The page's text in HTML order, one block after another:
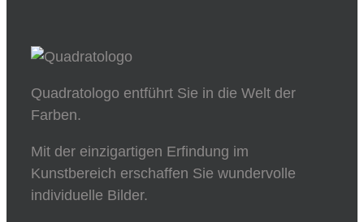
Quadratologo entführt Sie in die Welt der
Farben.
Mit der einzigartigen Erfindung im
Kunstbereich erschaffen Sie wundervolle
individuelle Bilder.